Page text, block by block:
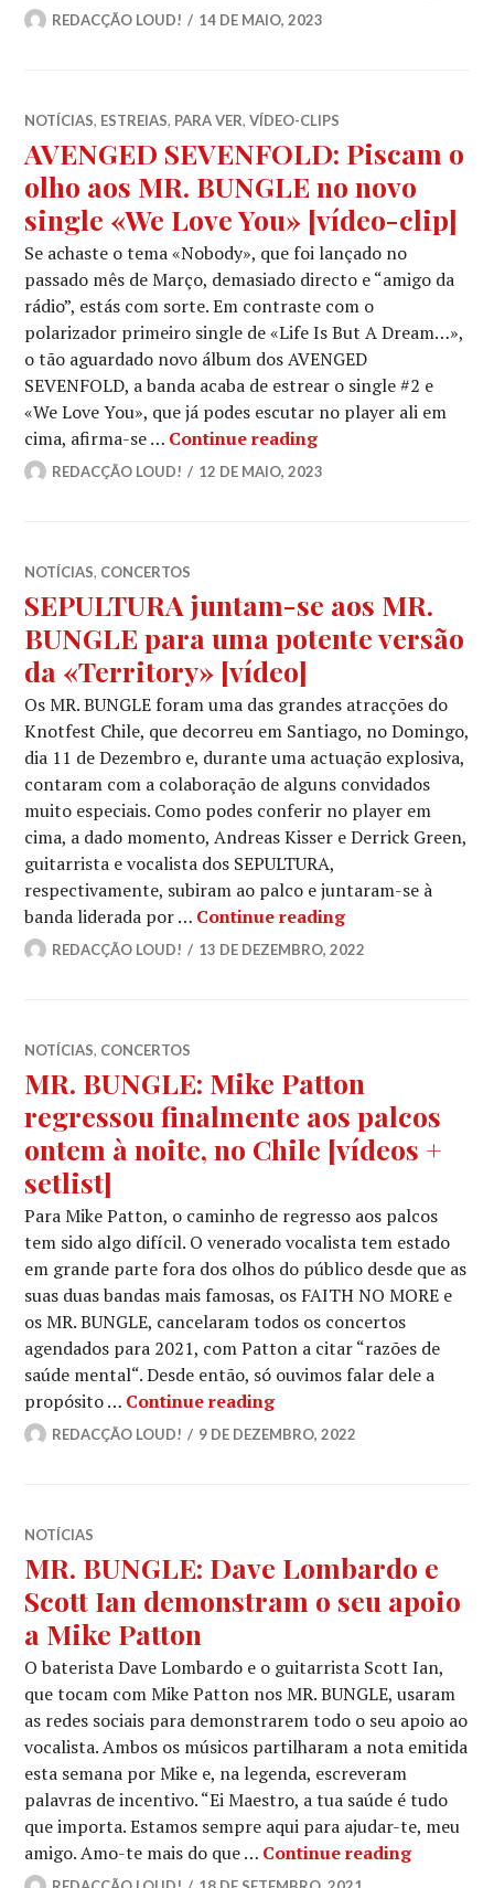
REDACÇÃO LOUD! 14 DE MAIO, 2023
NOTÍCIAS, ESTREIAS, PARA VER,VÍDEO-CLIPS
AVENGED SEVENFOLD: Piscam o
olho aos MR. BUNGLE no novo
single «We Love You» [vídeo-clip]
Se achaste o tema «Nobody», que foi lançado no
passado mês de Março, demasiado directo e “amigo da
rádio”, estás com sorte. Em contraste com o
polarizador primeiro single de «Life Is But A Dream…»,
o tão aguardado novo álbum dos AVENGED
SEVENFOLD, a banda acaba de estrear o single #2 e
«We Love You», que já podes escutar no player ali em
cima, afirma-se … Continue readingAVENGED
REDACÇÃO LOUD! 12 DE MAIO, 2023
NOTÍCIAS, CONCERTOS
SEPULTURA juntam-se aos MR.
BUNGLE para uma potente versão
da «Territory» [vídeo]
Os MR. BUNGLE foram uma das grandes atracções do
Knotfest Chile, que decorreu em Santiago, no Domingo,
dia 11 de Dezembro e, durante uma actuação explosiva,
contaram com a colaboração de alguns convidados
muito especiais. Como podes conferir no player em
cima, a dado momento, Andreas Kisser e Derrick Green,
guitarrista e vocalista dos SEPULTURA,
respectivamente, subiram ao palco e juntaram-se à
banda liderada por … Continue readingSEPULTURA
REDACÇÃO LOUD! 13 DE DEZEMBRO, 2022
NOTÍCIAS, CONCERTOS
MR. BUNGLE: Mike Patton
regressou finalmente aos palcos
ontem à noite, no Chile [vídeos +
setlist]
Para Mike Patton, o caminho de regresso aos palcos
tem sido algo difícil. O venerado vocalista tem estado
em grande parte fora dos olhos do público desde que as
suas duas bandas mais famosas, os FAITH NO MORE e
os MR. BUNGLE, cancelaram todos os concertos
agendados para 2021, com Patton a citar “razões de
saúde mental“. Desde então, só ouvimos falar dele a
propósito … Continue readingMR. BUNGLE: Mike
REDACÇÃO LOUD! 9 DE DEZEMBRO, 2022
NOTÍCIAS
MR. BUNGLE: Dave Lombardo e
Scott Ian demonstram o seu apoio
a Mike Patton
O baterista Dave Lombardo e o guitarrista Scott Ian,
que tocam com Mike Patton nos MR. BUNGLE, usaram
as redes sociais para demonstrarem todo o seu apoio ao
vocalista. Ambos os músicos partilharam a nota emitida
esta semana por Mike e, na legenda, escreveram
palavras de incentivo. “Ei Maestro, a tua saúde é tudo
que importa. Estamos sempre aqui para ajudar-te, meu
amigo. Amo-te mais do que … Continue readingMR.